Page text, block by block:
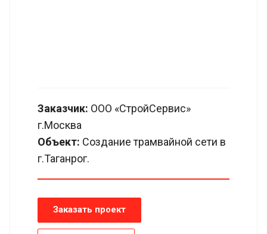
Заказчик: ООО «СтройСервис»
г.Москва
Объект: Создание трамвайной сети в
г.Таганрог.
Заказать проект